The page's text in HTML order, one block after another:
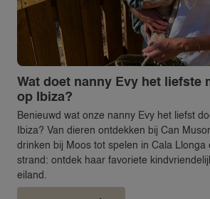
Wat doet nanny Evy het liefste
op Ibiza?
Benieuwd wat onze nanny Evy het liefst
Ibiza? Van dieren ontdekken bij Can
drinken bij Moos tot spelen in Cala Llonga
strand: ontdek haar favoriete
eiland.